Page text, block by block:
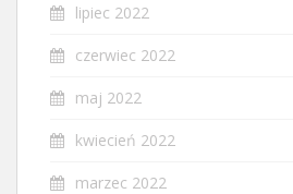
lipiec 2022
czerwiec 2022
maj 2022
kwiecień 2022
marzec 2022